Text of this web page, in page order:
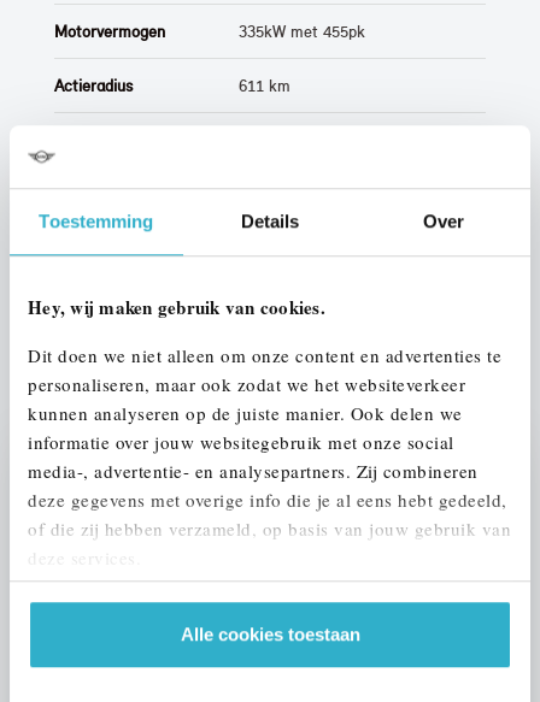
Toestemming Details Over
Hey, wij maken gebruik van cookies.
Dit doen we niet alleen om onze content en advertenties te
personaliseren, maar ook zodat we het websiteverkeer
kunnen analyseren op de juiste manier. Ook delen we
informatie over jouw websitegebruik met onze social
media-, advertentie- en analysepartners. Zij combineren
deze gegevens met overige info die je al eens hebt gedeeld,
of die zij hebben verzameld, op basis van jouw gebruik van
deze services.
Alle cookies toestaan
Stap 1 van 3
UW AUTO INRUILEN?
Motorvermogen 335kW met 455pk
Actieradius 611 km
Interieur Leder